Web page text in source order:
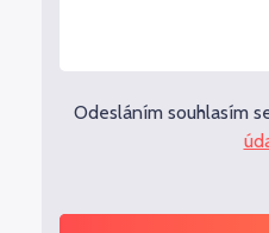
Odesláním souhlasím